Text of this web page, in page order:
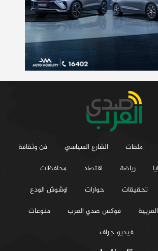
ملفات الشارع السياسي
فن وثقافة
رياضة اقتصاد
محافظات
تحقيقات حوارات
اوشوش الودع
فوكس صدي العرب
منوعات
فيديو جراف